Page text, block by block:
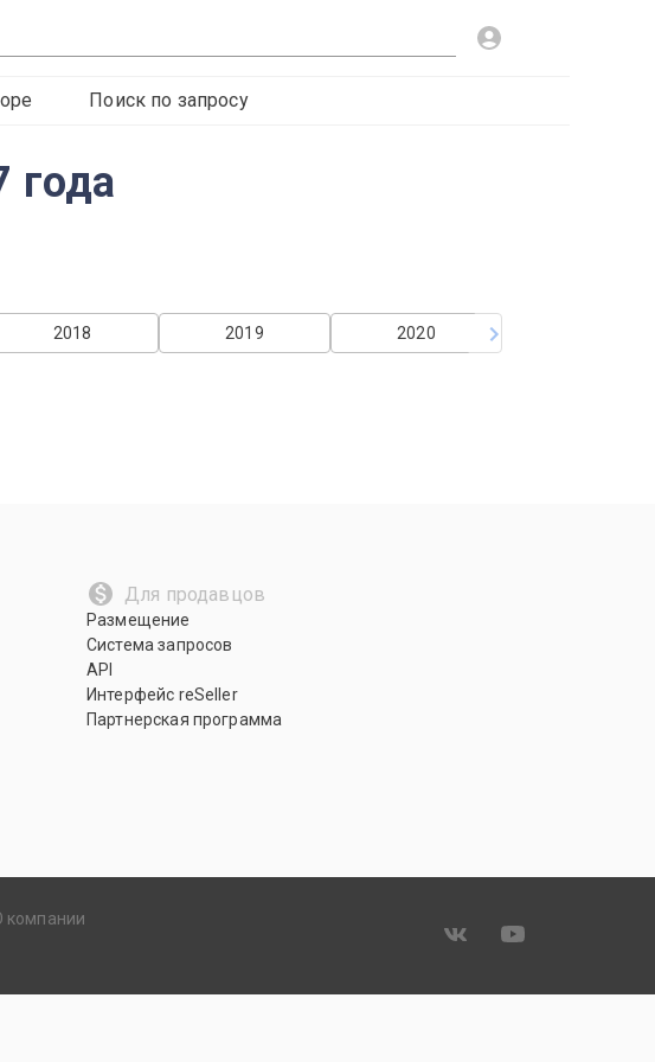
Поиск по запросу
года
2020
2019
2018
Для продавцов
Размещение
Система запросов
API
Интерфейс reSeller
Партнерская программа
компании